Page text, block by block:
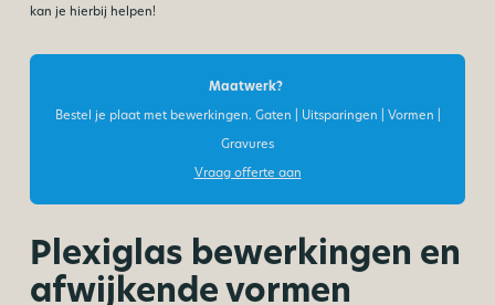
kan je hierbij helpen!
Maatwerk?
Bestel je plaat met bewerkingen. Gaten | Uitsparingen | Vormen |
Gravures
Vraag offerte aan
Plexiglas bewerkingen en
afwijkende vormen